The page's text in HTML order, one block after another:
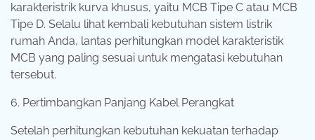
karakteristrik kurva khusus, yaitu MCB Tipe C atau MCB
Tipe D. Selalu lihat kembali kebutuhan sistem listrik
rumah Anda, lantas perhitungkan model karakteristik
MCB yang paling sesuai untuk mengatasi kebutuhan
tersebut.
6. Pertimbangkan Panjang Kabel Perangkat
Setelah perhitungkan kebutuhan kekuatan terhadap